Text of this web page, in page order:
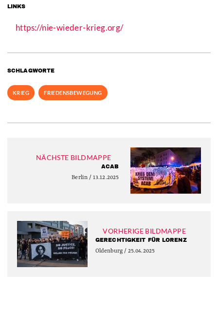
LINKS
https://nie-wieder-krieg.org/
SCHLAGWORTE
KRIEG FRIEDENSBEWEGUNG
NÄCHSTE BILDMAPPE
ACAB
Berlin / 13.12.2025
VORHERIGE BILDMAPPE
GERECHTIGKEIT FÜR LORENZ
Oldenburg / 25.04.2025